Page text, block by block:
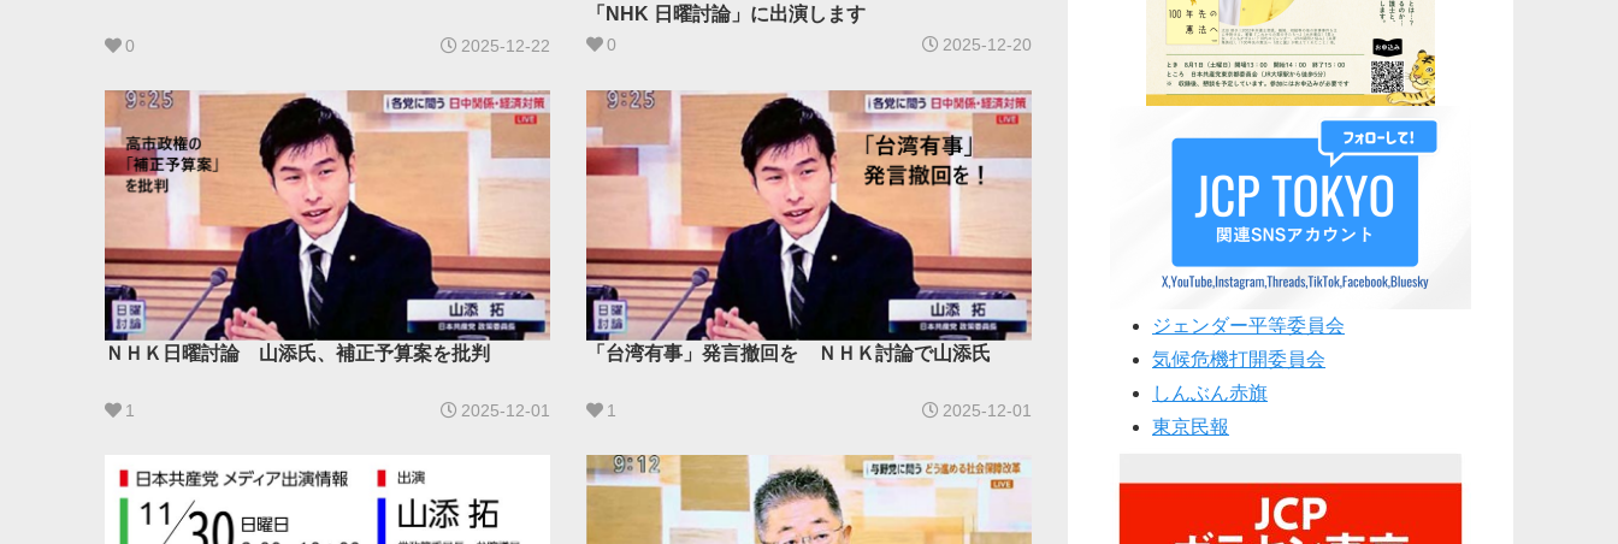
0 2025-12-22
「NHK 日曜討論」に出演します
0 2025-12-20
ＮＨＫ日曜討論 山添氏、補正予算案を批判
1 2025-12-01
「台湾有事」発言撤回を ＮＨＫ討論で山添氏
1 2025-12-01
ジェンダー平等委員会
気候危機打開委員会
しんぶん赤旗
東京民報